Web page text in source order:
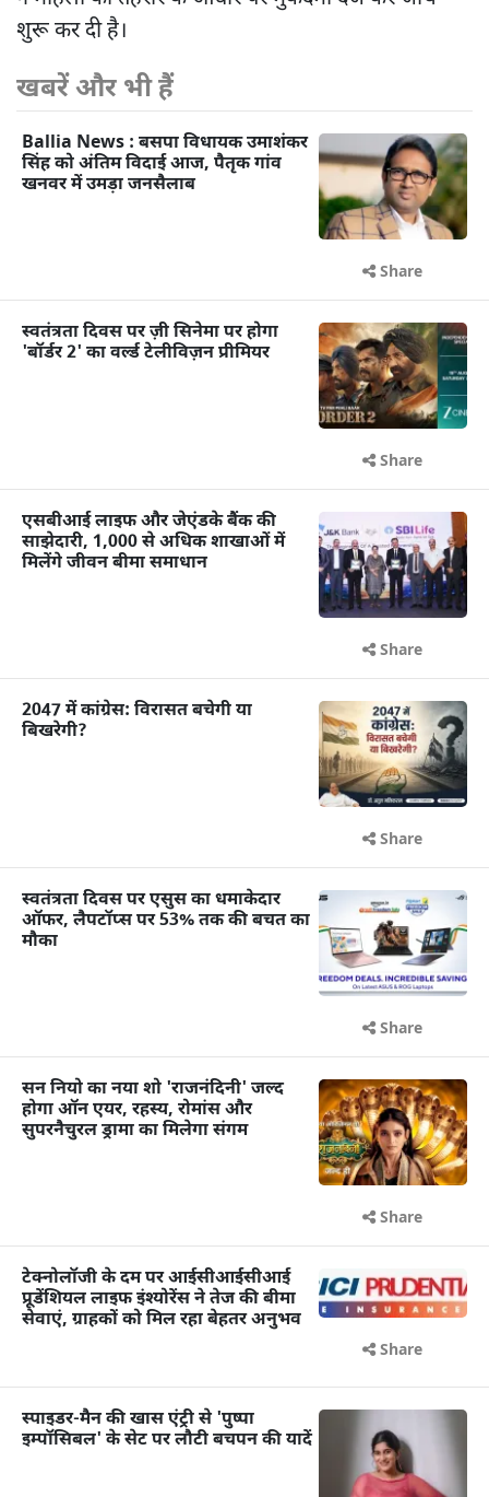
शुरू कर दी है।
खबरें और भी हैं
Ballia News : बसपा विधायक उमाशंकर
सिंह को अंतिम विदाई आज, पैतृक गांव
खनवर में उमड़ा जनसैलाब
Share
स्वतंत्रता दिवस पर ज़ी सिनेमा पर होगा
'बॉर्डर 2' का वर्ल्ड टेलीविज़न प्रीमियर
Share
एसबीआई लाइफ और जेएंडके बैंक की
साझेदारी, 1,000 से अधिक शाखाओं में
मिलेंगे जीवन बीमा समाधान
Share
2047 में कांग्रेस: विरासत बचेगी या
बिखरेगी?
Share
स्वतंत्रता दिवस पर एसुस का धमाकेदार
ऑफर, लैपटॉप्स पर 53% तक की बचत का
मौका
Share
सन नियो का नया शो 'राजनंदिनी' जल्द
होगा ऑन एयर, रहस्य, रोमांस और
सुपरनैचुरल ड्रामा का मिलेगा संगम
Share
टेक्नोलॉजी के दम पर आईसीआईसीआई
प्रूडेंशियल लाइफ इंश्योरेंस ने तेज की बीमा
सेवाएं, ग्राहकों को मिल रहा बेहतर अनुभव
Share
स्पाइडर-मैन की खास एंट्री से 'पुष्पा
इम्पॉसिबल' के सेट पर लौटी बचपन की यादें